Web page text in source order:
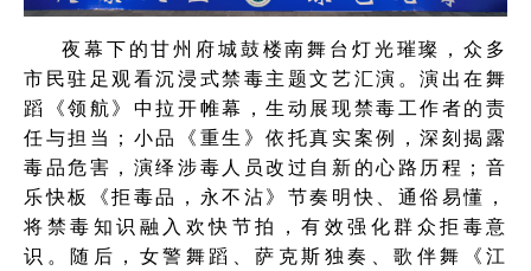
夜幕下的甘州府城鼓楼南舞台灯光璀璨，众多
市民驻足观看沉浸式禁毒主题文艺汇演。演出在舞
蹈《领航》中拉开帷幕，生动展现禁毒工作者的责
任与担当；小品《重生》依托真实案例，深刻揭露
毒品危害，演绎涉毒人员改过自新的心路历程；音
乐快板《拒毒品，永不沾》节奏明快、通俗易懂，
将禁毒知识融入欢快节拍，有效强化群众拒毒意
识。随后，女警舞蹈、萨克斯独奏、歌伴舞《江